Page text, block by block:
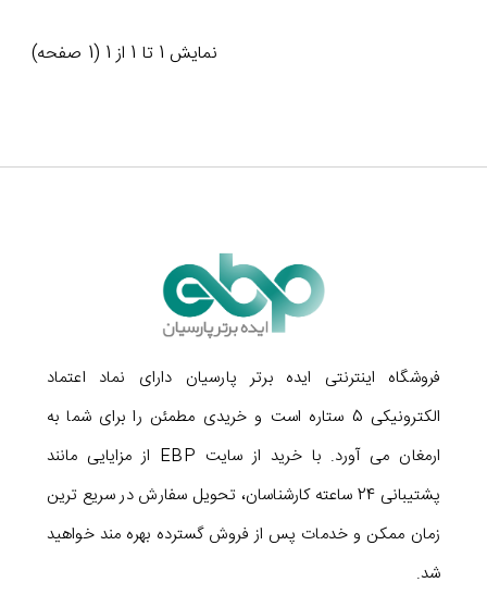
نمايش 1 تا 1 از 1 (1 صفحه)
فروشگاه اینترنتی ایده برتر پارسیان دارای نماد اعتماد
الکترونیکی 5 ستاره است و خریدی مطمئن را برای شما به
ارمغان می آورد. با خرید از سایت EBP از مزایایی مانند
پشتیبانی 24 ساعته کارشناسان، تحویل سفارش در سریع ترین
زمان ممکن و خدمات پس از فروش گسترده بهره مند خواهید
شد.